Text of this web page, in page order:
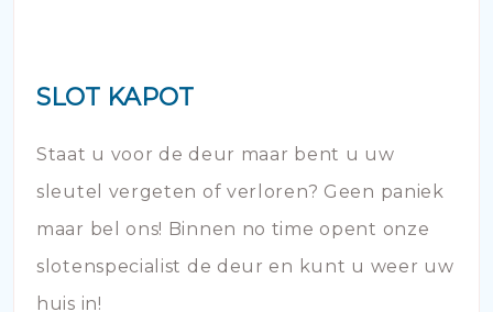
SLOT KAPOT
Staat u voor de deur maar bent u uw
sleutel vergeten of verloren? Geen paniek
maar bel ons! Binnen no time opent onze
slotenspecialist de deur en kunt u weer uw
huis in!